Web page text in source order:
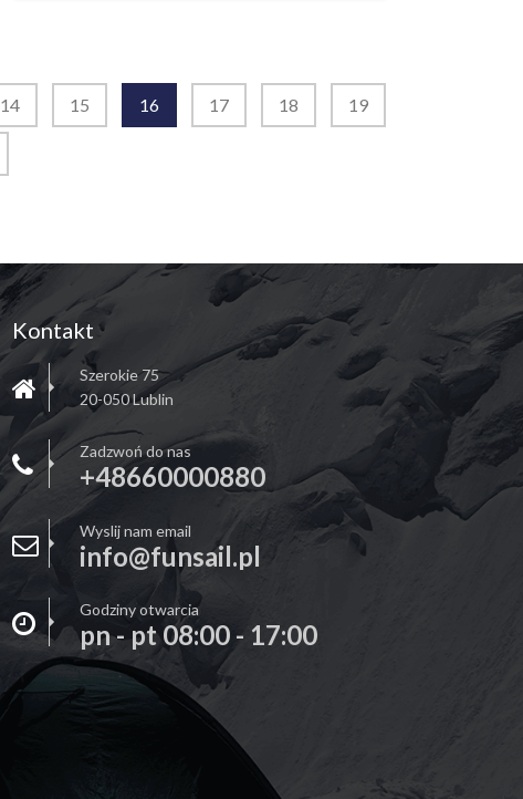
14 15 16 17 18 19
Kontakt
Szerokie 75
20-050 Lublin
Zadzwoń do nas
+48660000880
Wyslij nam email
info@funsail.pl
Godziny otwarcia
pn - pt 08:00 - 17:00